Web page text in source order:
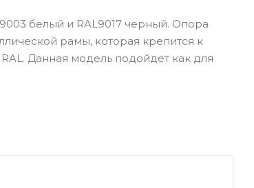
белый и RAL9017 черный. Опора
рамы, которая крепится к
Данная модель подойдет как для